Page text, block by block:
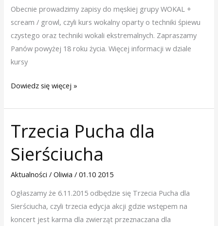
Obecnie prowadzimy zapisy do męskiej grupy WOKAL +
scream / growl, czyli kurs wokalny oparty o techniki śpiewu
czystego oraz techniki wokali ekstremalnych. Zapraszamy
Panów powyżej 18 roku życia. Więcej informacji w dziale
kursy
growl
Dowiedz się więcej »
Trzecia Pucha dla
Sierściucha
Aktualności /Oliwia/01.10 2015
Ogłaszamy że 6.11.2015 odbędzie się Trzecia Pucha dla
Sierściucha, czyli trzecia edycja akcji gdzie wstępem na
koncert jest karma dla zwierząt przeznaczana dla
Trzecia
Pucha
dla